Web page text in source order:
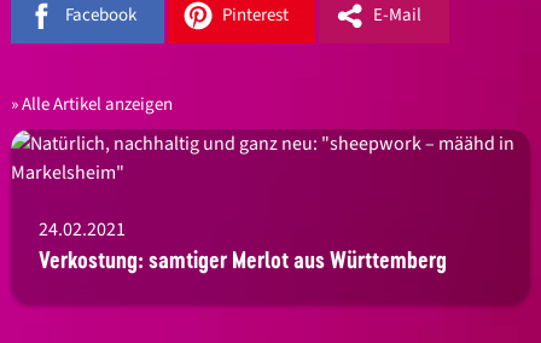
Facebook Pinterest E-Mail
Alle Artikel anzeigen
24.02.2021
Verkostung: samtiger Merlot aus Württemberg